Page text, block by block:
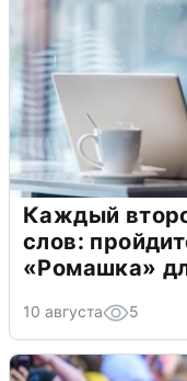
Каждый
слов:
«Ромашка»
10 августа 5